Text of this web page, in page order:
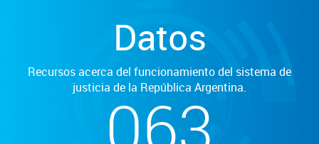
Datos
Recursos acerca del funcionamiento del sistema de
justicia de la República Argentina.